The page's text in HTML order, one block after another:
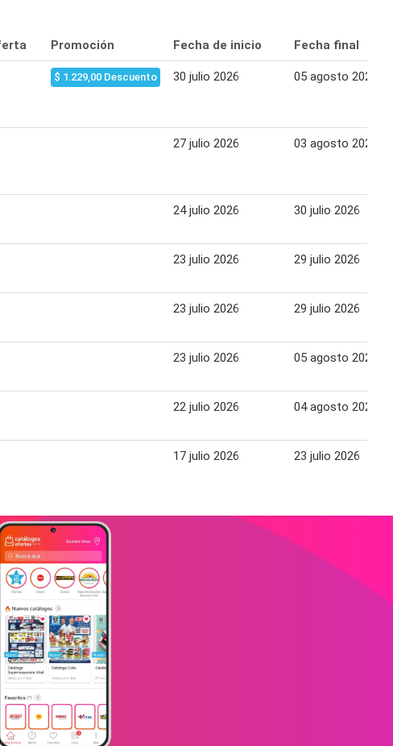
Promoción Fecha de inicio Fecha final
$ 1.229,00 Descuento 30 julio 2026 05 agosto 2026
27 julio 2026 03 agosto 2026
24 julio 2026 30 julio 2026
23 julio 2026 29 julio 2026
23 julio 2026 29 julio 2026
23 julio 2026 05 agosto 2026
22 julio 2026 04 agosto 2026
17 julio 2026 23 julio 2026